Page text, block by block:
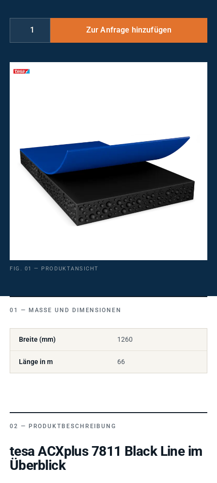
FIG. 01 — PRODUKTANSICHT
MASSE UND DIMENSIONEN
Breite (mm) 1260
Länge in m 66
PRODUKTBESCHREIBUNG
tesa ACXplus 7811 Black Line im
Überblick